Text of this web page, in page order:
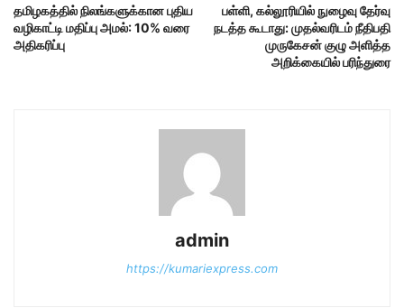
தமிழகத்தில் நிலங்களுக்கான புதிய
வழிகாட்டி மதிப்பு அமல்: 10% வரை
அதிகரிப்பு
பள்ளி, கல்லூரியில் நுழைவு தேர்வு
நடத்த கூடாது: முதல்வரிடம் நீதிபதி
முருகேசன் குழு அளித்த
அறிக்கையில் பரிந்துரை
admin
https://kumariexpress.com